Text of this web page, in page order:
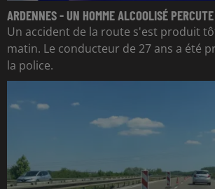
ARDENNES - UN HOMME ALCOOLISÉ
Un accident de la route s'est produit
matin. Le conducteur de 27 ans a été
la police.